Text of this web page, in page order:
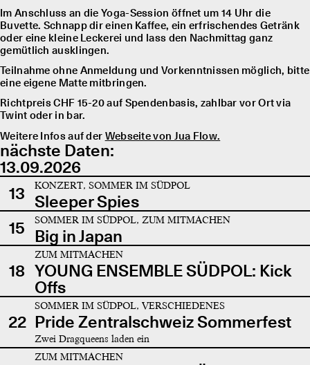
Im Anschluss an die Yoga-Session öffnet um 14 Uhr die
Buvette. Schnapp dir einen Kaffee, ein erfrischendes Getränk
oder eine kleine Leckerei und lass den Nachmittag ganz
gemütlich ausklingen.
Teilnahme ohne Anmeldung und Vorkenntnissen möglich, bitte
eine eigene Matte mitbringen.
Richtpreis CHF 15-20 auf Spendenbasis, zahlbar vor Ort via
Twint oder in bar.
Weitere Infos auf der Webseite von Jua Flow.
nächste Daten:
13.09.2026
13
KONZERT, SOMMER IM SÜDPOL
Sleeper Spies
15
SOMMER IM SÜDPOL, ZUM MITMACHEN
Big in Japan
18
ZUM MITMACHEN
YOUNG ENSEMBLE SÜDPOL: Kick
Offs
22
SOMMER IM SÜDPOL, VERSCHIEDENES
Pride Zentralschweiz Sommerfest
Zwei Dragqueens laden ein
ZUM MITMACHEN